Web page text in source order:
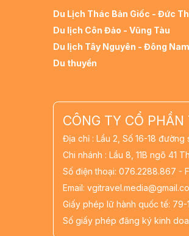
Du Lịch Thác Bản Giốc - Đức
Du lịch Côn Đảo - Vũng Tàu
Du lịch Tây Nguyên - Đông
Du thuyền
CÔNG TY CỔ
Địa chỉ : Lầu 2, Số 16-18 đường
Chi nhánh : Lầu 8, 11B ngõ 41
Số điện thoại: 076.2288.867 -
Email:
Giấy phép lữ hành quốc tế: 79-
Số giấy phép đăng ký kinh